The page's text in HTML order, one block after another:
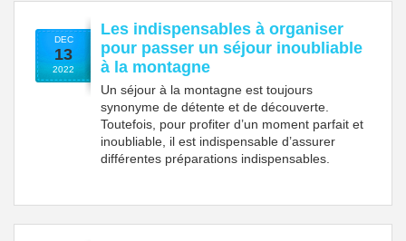
DEC
13
2022
Les indispensables à organiser
pour passer un séjour inoubliable
à la montagne
Un séjour à la montagne est toujours
synonyme de détente et de découverte.
Toutefois, pour profiter d’un moment parfait et
inoubliable, il est indispensable d’assurer
différentes préparations indispensables.